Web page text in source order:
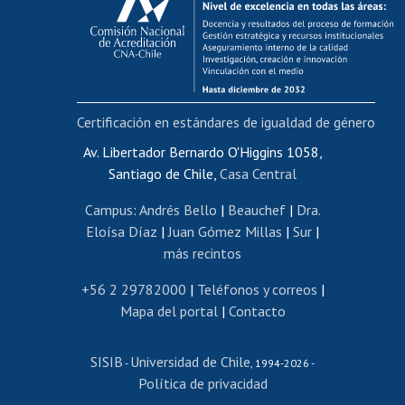
Postulación al AUCAI
Funcionarias/os
Cursos internos de capacitación
Bienestar del personal
Portal de movilidad interna
Certificado de renta
Certificado de renta honorarios
Editar páginas blancas
Extranjeras/os
Revalidación y reconocimiento de títulos
Postulación al Programa de Movilidad Estudiantil
Cursos de español
Av. Libertador Bernardo O'Higgins 1058,
Santiago de Chile, Casa Central
Campus: Andrés Bello | Beauchef| Dra.
Eloísa Díaz |Juan Gómez Millas | Sur |
más recintos
+56 2 29782000 | Teléfonos y correos |
Mapa del portal| Contacto
SISIB - Universidad de Chile, 1994-2026 -
Política de privacidad
Certificación en estándares de igualdad de género